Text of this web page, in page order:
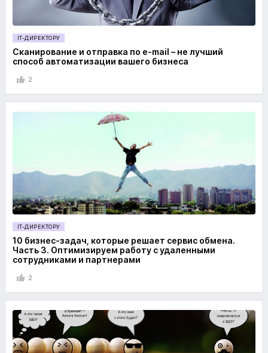
IT-ДИРЕКТОРУ
Сканирование и отправка по e-mail – не лучший
способ автоматизации вашего бизнеса
2
IT-ДИРЕКТОРУ
10 бизнес-задач, которые решает сервис обмена.
Часть 3. Оптимизируем работу с удаленными
сотрудниками и партнерами
2